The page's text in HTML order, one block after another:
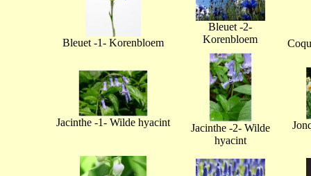
Bleuet -1- Korenbloem
Bleuet -2-
Korenbloem
Jacinthe -1- Wilde hyacint
Jacinthe -2- Wilde
hyacint